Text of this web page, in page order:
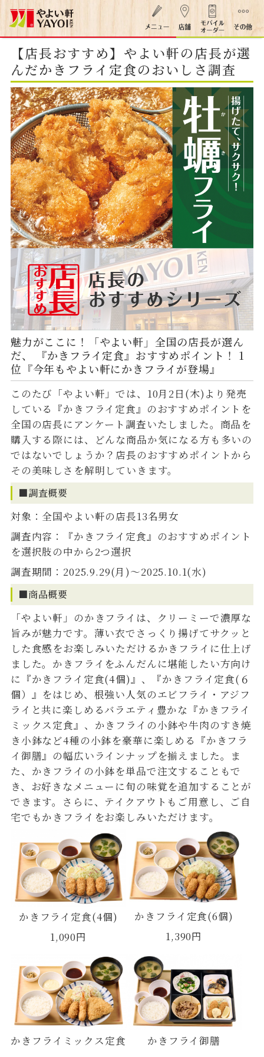
【店長おすすめ】やよい軒の店長が選
んだかきフライ定食のおいしさ調査
魅力がここに！「やよい軒」全国の店長が選ん
だ、 『かきフライ定食』おすすめポイント！ 1
位『今年もやよい軒にかきフライが登場』
このたび「やよい軒」では、10月2日(木)より発売
している『かきフライ定食』のおすすめポイントを
全国の店長にアンケート調査いたしました。商品を
購入する際には、どんな商品か気になる方も多いの
ではないでしょうか？店長のおすすめポイントから
その美味しさを解明していきます。
■調査概要
対象：全国やよい軒の店長13名男女
調査内容：『かきフライ定食』のおすすめポイント
を選択肢の中から2つ選択
調査期間：2025.9.29(月)～2025.10.1(水)
■商品概要
「やよい軒」のかきフライは、クリーミーで濃厚な
旨みが魅力です。薄い衣でさっくり揚げてサクッと
した食感をお楽しみいただけるかきフライに仕上げ
ました。かきフライをふんだんに堪能したい方向け
に『かきフライ定食(4個)』、『かきフライ定食(６
個）』をはじめ、根強い人気のエビフライ・アジフ
ライと共に楽しめるバラエティ豊かな『かきフライ
ミックス定食』、かきフライの小鉢や牛肉のすき焼
き小鉢など4種の小鉢を豪華に楽しめる『かきフラ
イ御膳』の幅広いラインナップを揃えました。ま
た、かきフライの小鉢を単品で注文することもで
き、お好きなメニューに旬の味覚を追加することが
できます。さらに、テイクアウトもご用意し、ご自
宅でもかきフライをお楽しみいただけます。
かきフライ定食(4個)
1,090円
かきフライ定食(6個)
1,390円
かきフライミックス定食
かきフライ御膳